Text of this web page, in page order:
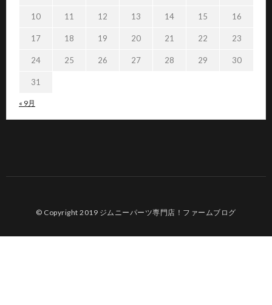
« 9月
10 11 12 13 14 15 16
17 18 19 20 21 22 23
24 25 26 27 28 29 30
31
© Copyright 2019 ジムニーパーツ専門店！ファームブログ